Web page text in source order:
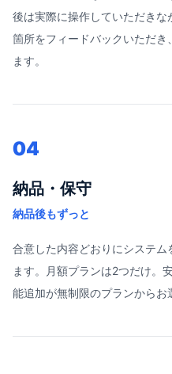
後は実際に操作していただき
箇所をフィードバックいただ
ます。
04
納品・保守
納品後もずっと
合意した内容どおりにシステ
ます。月額プランは2つだけ。
能追加が無制限のプランからお